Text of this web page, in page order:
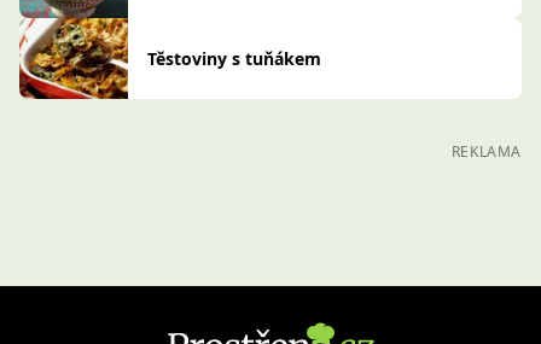
Těstoviny s tuňákem
REKLAMA